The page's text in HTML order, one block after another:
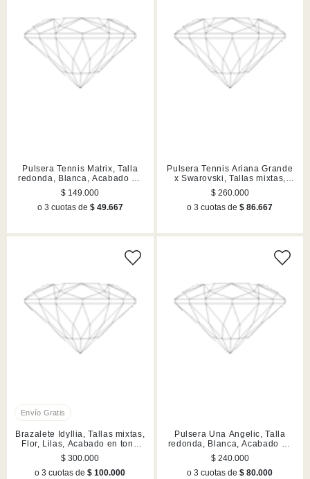
Pulsera Tennis Matrix, Talla
redonda, Blanca, Acabado en
tono oro
$ 149.000
o 3 cuotas de $ 49.667
Pulsera Tennis Ariana Grande
x Swarovski, Tallas mixtas,
Corazón, Blanca, Acabado en
rodio
$ 260.000
o 3 cuotas de$ 86.667
Brazalete Idyllia, Tallas mixtas,
Flor, Lilas, Acabado en tono
oro
$ 300.000
o 3 cuotas de$ 100.000
Pulsera Una Angelic, Talla
redonda, Blanca, Acabado en
tono oro
$ 240.000
o 3 cuotas de$ 80.000